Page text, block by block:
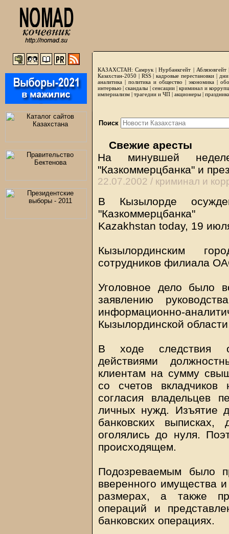
КАЗАХСТАН: Самрук |Нурбанкгейт | Аблязовгейт
Казахстан-2050 | RSS|кадровые перестановки|
аналитика | политика и общество | экономика |
интервью |скандалы | сенсации|криминал и
империализм | трагедии и ЧП | акционеры |
Поиск
Свежие аресты
На минувшей
"Казкоммерцбанка" и
22.07.2002 / криминал и
В Кызылорде
"Казкоммерцбанка"
Kazakhstan today, 19
Кызылординским
сотрудников филиала
Уголовное дело было
заявлению
информационно-
Кызылординской
В ходе следствия
действиями
клиентам на сумму
со счетов вкладчиков
согласия владельцев
личных нужд. Изъятие
банковских
оголялись до нуля.
происходящем.
Подозреваемым было
вверенного имущества
размерах, а также
операций и
банковских операциях.